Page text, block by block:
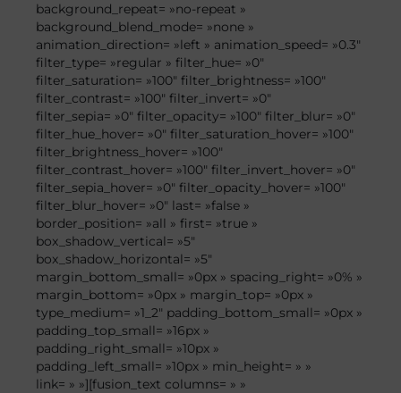
background_repeat= »no-repeat »
background_blend_mode= »none »
animation_direction= »left » animation_speed= »0.3″
filter_type= »regular » filter_hue= »0″
filter_saturation= »100″ filter_brightness= »100″
filter_contrast= »100″ filter_invert= »0″
filter_sepia= »0″ filter_opacity= »100″ filter_blur= »0″
filter_hue_hover= »0″ filter_saturation_hover= »100″
filter_brightness_hover= »100″
filter_contrast_hover= »100″ filter_invert_hover= »0″
filter_sepia_hover= »0″ filter_opacity_hover= »100″
filter_blur_hover= »0″ last= »false »
border_position= »all » first= »true »
box_shadow_vertical= »5″
box_shadow_horizontal= »5″
margin_bottom_small= »0px » spacing_right= »0% »
margin_bottom= »0px » margin_top= »0px »
type_medium= »1_2″ padding_bottom_small= »0px »
padding_top_small= »16px »
padding_right_small= »10px »
padding_left_small= »10px » min_height= » »
link= » »][fusion_text columns= » »